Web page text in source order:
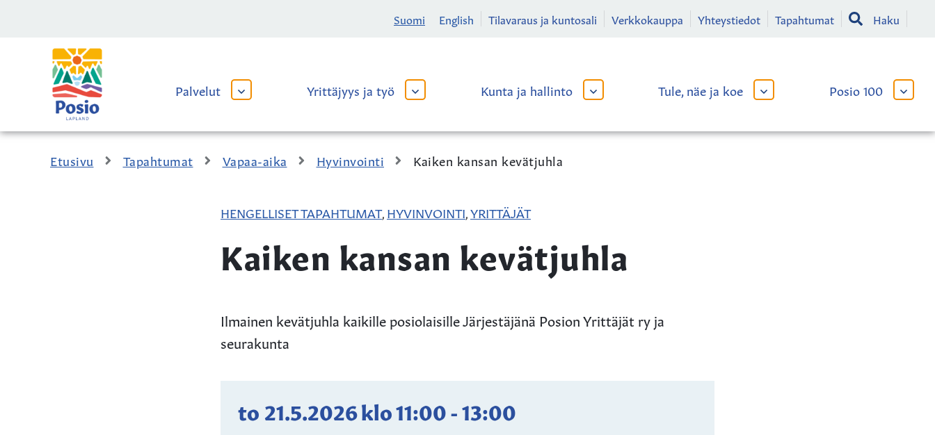
Suomi English Tilavaraus ja kuntosali Verkkokauppa Yhteystiedot Tapahtumat Haku
Kaupungin
logo
Palvelut
AVAA
ALAVALIKKO
Yrittäjyys ja työ
AVAA
ALAVALIKKO
Kunta ja hallinto
AVAA
ALAVALIKKO
Tule, näe ja koe
AVAA
ALAVALIKKO
Posio 100
AVAA
Etusivu Tapahtumat Vapaa-aika Hyvinvointi Kaiken kansan kevätjuhla
HENGELLISET TAPAHTUMAT, HYVINVOINTI YRITTÄJÄT
Kaiken kansan kevätjuhla
Ilmainen kevätjuhla kaikille posiolaisille Järjestäjänä Posion Yrittäjät ry ja
seurakunta
to 21.5.2026klo11:00-13:00